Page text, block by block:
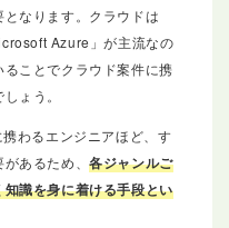
なります。クラウドは
Azure」が主流なの
ことでクラウド案件に携
ょう。
わるエンジニアほど、す
があるため、各ジャンルご
識を身に着ける手段とい